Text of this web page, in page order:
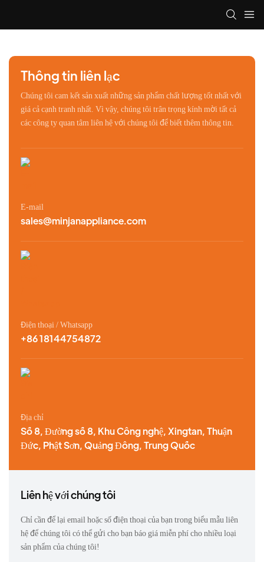
Thông tin liên lạc
Chúng tôi cam kết sản xuất những sản phẩm chất lượng tốt nhất với
giá cả cạnh tranh nhất. Vì vậy, chúng tôi trân trọng kính mời tất cả
các công ty quan tâm liên hệ với chúng tôi để biết thêm thông tin.
E-mail
sales@minjanappliance.com
Điện thoại / Whatsapp
+86 18144754872
Địa chỉ
Số 8, Đường số 8, Khu Công nghệ, Xingtan, Thuận
Đức, Phật Sơn, Quảng Đông, Trung Quốc
Liên hệ với chúng tôi
Chỉ cần để lại email hoặc số điện thoại của bạn trong biểu mẫu liên
hệ để chúng tôi có thể gửi cho bạn báo giá miễn phí cho nhiều loại
sản phẩm của chúng tôi!